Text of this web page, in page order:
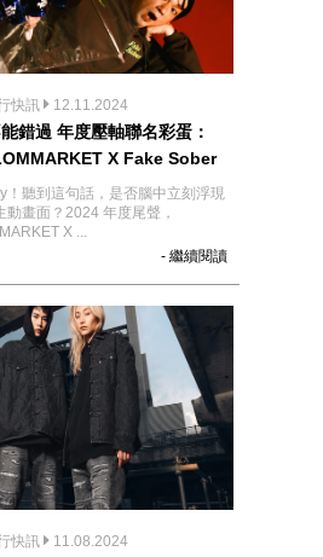
快訊 12.11.2024
錯過 年度壓軸聯名彩蛋：
X Fake Sober
！聽到這句話，是否腦中立刻浮現
畫面？2024 年度尾聲，
X ...
- 繼續閱讀
快訊 11.08.2024